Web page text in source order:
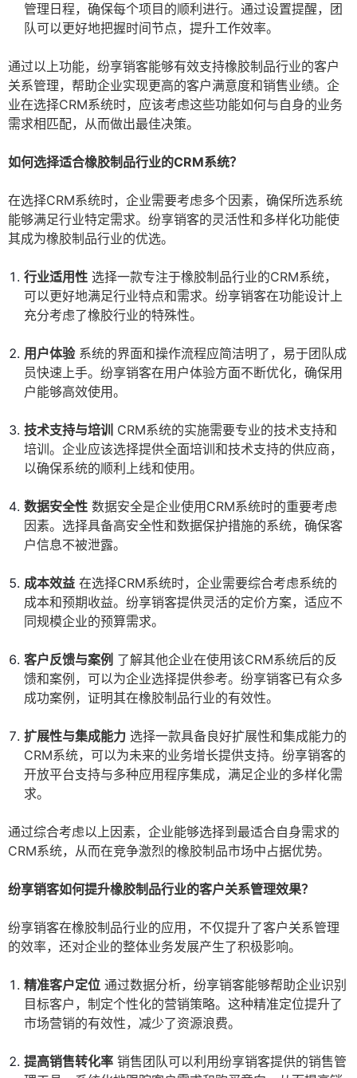
管理日程，确保每个项目的顺利进行。通过设置提醒，团
队可以更好地把握时间节点，提升工作效率。
通过以上功能，纷享销客能够有效支持橡胶制品行业的客户
关系管理，帮助企业实现更高的客户满意度和销售业绩。企
业在选择CRM系统时，应该考虑这些功能如何与自身的业务
需求相匹配，从而做出最佳决策。
如何选择适合橡胶制品行业的CRM系统？
在选择CRM系统时，企业需要考虑多个因素，确保所选系统
能够满足行业特定需求。纷享销客的灵活性和多样化功能使
其成为橡胶制品行业的优选。
行业适用性 选择一款专注于橡胶制品行业的CRM系统，
可以更好地满足行业特点和需求。纷享销客在功能设计上
充分考虑了橡胶行业的特殊性。
用户体验系统的界面和操作流程应简洁明了，易于团队成
员快速上手。纷享销客在用户体验方面不断优化，确保用
户能够高效使用。
技术支持与培训 CRM系统的实施需要专业的技术支持和
培训。企业应该选择提供全面培训和技术支持的供应商，
以确保系统的顺利上线和使用。
数据安全性 数据安全是企业使用CRM系统时的重要考虑
因素。选择具备高安全性和数据保护措施的系统，确保客
户信息不被泄露。
成本效益 在选择CRM系统时，企业需要综合考虑系统的
成本和预期收益。纷享销客提供灵活的定价方案，适应不
同规模企业的预算需求。
客户反馈与案例 了解其他企业在使用该CRM系统后的反
馈和案例，可以为企业选择提供参考。纷享销客已有众多
成功案例，证明其在橡胶制品行业的有效性。
扩展性与集成能力 选择一款具备良好扩展性和集成能力的
CRM系统，可以为未来的业务增长提供支持。纷享销客的
开放平台支持与多种应用程序集成，满足企业的多样化需
求。
通过综合考虑以上因素，企业能够选择到最适合自身需求的
CRM系统，从而在竞争激烈的橡胶制品市场中占据优势。
纷享销客如何提升橡胶制品行业的客户关系管理效果？
纷享销客在橡胶制品行业的应用，不仅提升了客户关系管理
的效率，还对企业的整体业务发展产生了积极影响。
精准客户定位 通过数据分析，纷享销客能够帮助企业识别
目标客户，制定个性化的营销策略。这种精准定位提升了
市场营销的有效性，减少了资源浪费。
提高销售转化率 销售团队可以利用纷享销客提供的销售管